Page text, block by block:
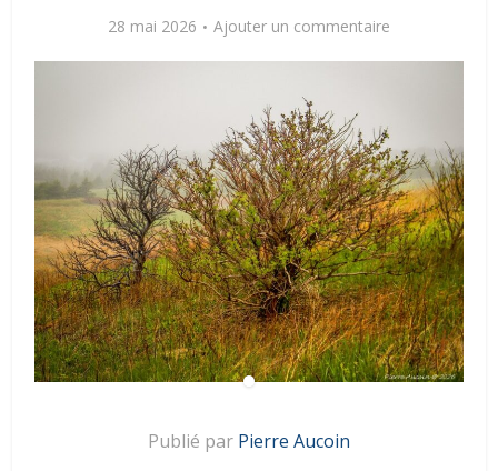
28 mai 2026 Ajouter un commentaire
Publié par Pierre Aucoin